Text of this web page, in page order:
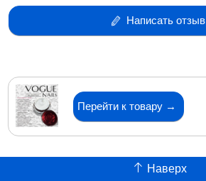
Написать отзыв
Перейти к товару →
Наверх